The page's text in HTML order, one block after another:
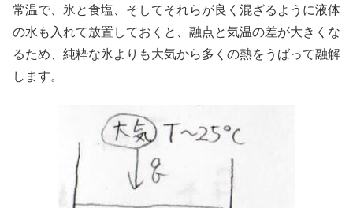
常温で、氷と食塩、そしてそれらが良く混ざるように液体
の水も入れて放置しておくと、融点と気温の差が大きくな
るため、純粋な氷よりも大気から多くの熱をうばって融解
します。